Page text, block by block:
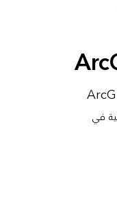
في